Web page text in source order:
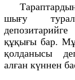
шығу
құқығы бар.
қолданысы
алған күннен